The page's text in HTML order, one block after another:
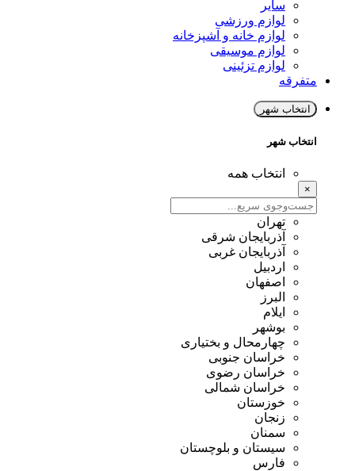
سایر
لوازم ورزشی
لوازم خانه و آشپزخانه
لوازم موسیقی
لوازم تزئینی
متفرقه
انتخاب شهر
انتخاب شهر
انتخاب همه
×
تهران
آذربایجان شرقی
آذربایجان غربی
اردبیل
اصفهان
البرز
ایلام
بوشهر
چهارمحال و بختیاری
خراسان جنوبی
خراسان رضوی
خراسان شمالی
خوزستان
زنجان
سمنان
سیستان و بلوچستان
فارس